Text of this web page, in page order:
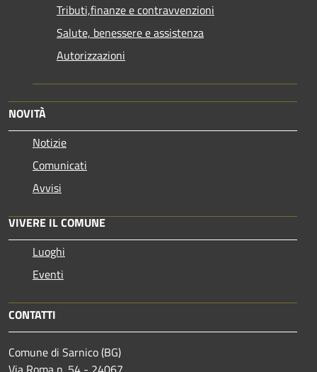
Tributi,finanze e contravvenzioni
Salute, benessere e assistenza
Autorizzazioni
NOVITÀ
Notizie
Comunicati
Avvisi
VIVERE IL COMUNE
Luoghi
Eventi
CONTATTI
Comune di Sarnico (BG)